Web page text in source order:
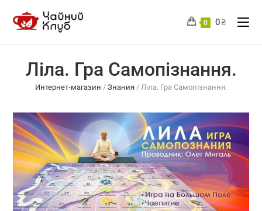
0 0₴
Ліла. Гра Самопізнання.
Интернет-магазин / Знания / Ліла. Гра Самопізнання.